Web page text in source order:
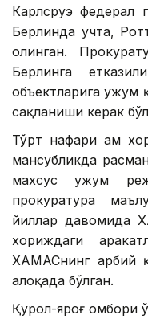
Карлсруэ федерал
Берлинда учта,
олинган.
Берлинга
объектларига ҳужум
сақланиши керак
Тўрт нафари ҳам
мансубликда
махсус ҳужум
прокуратура
йиллар давомида
хориждаги
ХАМАСнинг ҳарбий
алоқада бўлган.
Қурол-яроғ омбори